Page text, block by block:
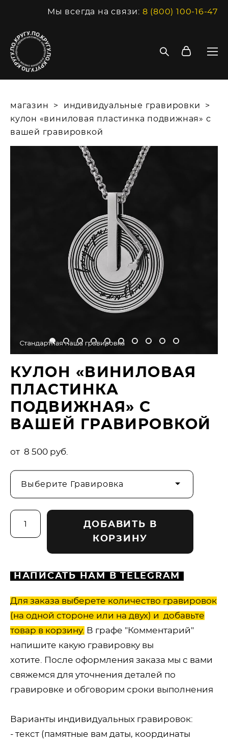
Мы всегда на связи: 8 (800) 100-16-47
магазин > индивидуальные гравировки
>
кулон «виниловая пластинка подвижная» с
вашей гравировкой
КУЛОН «ВИНИЛОВАЯ
ПЛАСТИНКА
ПОДВИЖНАЯ» С
ВАШЕЙ ГРАВИРОВКОЙ
от 8 500 pуб.
Выберите Гравировка
ДОБАВИТЬ В
КОРЗИНУ
НАПИСАТЬ НАМ В TELEGRAM
Для заказа выберете количество гравировок
(на одной стороне или на двух) и добавьте
товар в корзину. В графе "Комментарий"
напишите какую гравировку вы
хотите. После оформления заказа мы с вами
свяжемся для уточнения деталей по
гравировке и обговорим сроки выполнения
Варианты индивидуальных гравировок:
- текст (памятные вам даты, координаты